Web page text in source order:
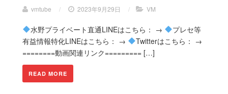
vmtube / 2023年9月29日 / VM
水野プライベート直通LINEはこちら： →
プレセ等
有益情報特化LINEはこちら： →
Twitterはこちら： →
========動画関連リンク========= […]
READ MORE